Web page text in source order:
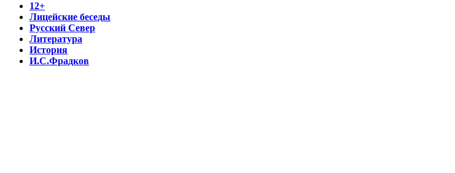
12+
Лицейские беседы
Русский Север
Литература
История
И.С.Фрадков